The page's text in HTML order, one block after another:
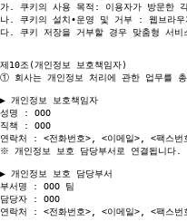
가. 쿠키의 사용 목적: 이용자가 방문한
나. 쿠키의 설치∙운영 및 거부 : 웹브라우
다. 쿠키 저장을 거부할 경우 맞춤형 서비
① 회사는 개인정보 처리에 관한 업무를
▶ 개인정보 보호책임자
성명 : OOO
직책 : OOO
연락처 : <전화번호>, <이메일>, <팩스번
※ 개인정보 보호 담당부서로 연결됩니다.
▶ 개인정보 보호 담당부서
부서명 : OOO 팀
담당자 : OOO
연락처 : <전화번호>, <이메일>, <팩스번